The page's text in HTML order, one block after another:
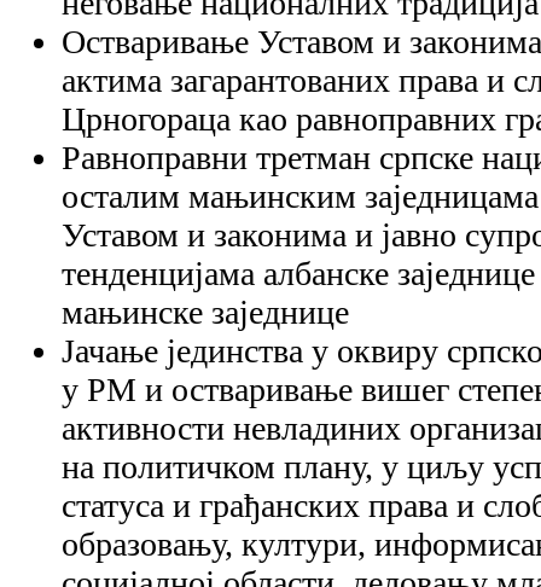
Остваривање Уставом и
актима загарантованих права и
Црногораца као равноправних
Равноправни третман српске
осталим мањинским
Уставом и законима и јавно
тенденцијама албанске
мањинске заједнице
Јачање јединства у оквиру
у РМ и остваривање вишег
активности невладиних
на политичком плану, у циљу
статуса и грађанских права и
образовању, култури,